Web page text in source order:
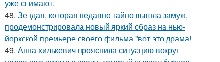
уже снимают.
48. Зендая, которая недавно тайно вышла замуж,
продемонстрировала новый яркий образ на нью-
йоркской премьере своего фильма "вот это драма!
49. Анна хилькевич прояснила ситуацию вокруг